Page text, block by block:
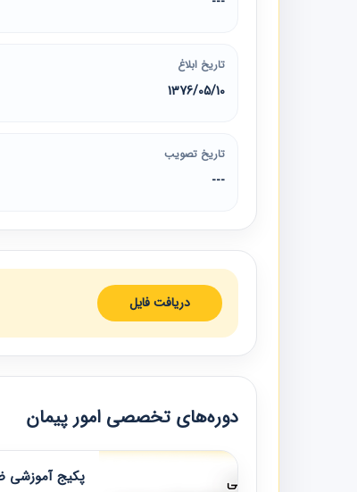
تاریخ ابلاغ
1376/05/10
تاریخ تصویب
---
دریافت فایل
دوره‌های تخصصی امور پیمان
پکیج آموزشی